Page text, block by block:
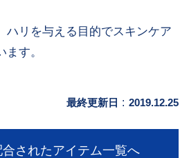
ハリを与える目的でスキンケア
す。
最終更新日 : 2019.12.25
されたアイテム一覧へ